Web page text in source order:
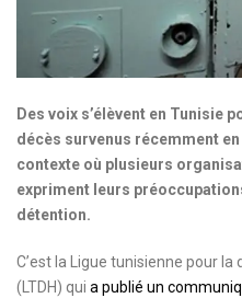
Des voix s’élèvent en Tunisie
décès survenus récemment
contexte où plusieurs
expriment leurs
détention.
C’est la Ligue tunisienne pour
(LTDH) qui a publié un